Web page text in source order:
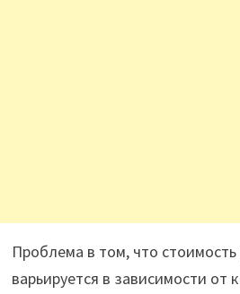
Проблема в том, что
варьируется в зависимости от